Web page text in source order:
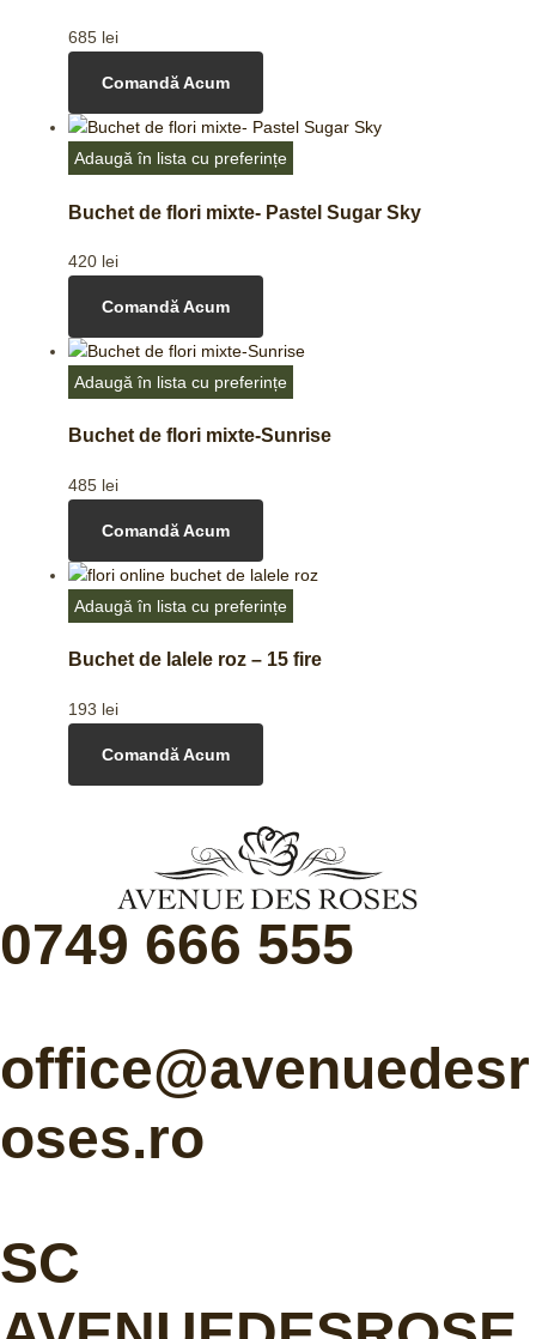
685 lei
Comandă Acum
Adaugă în lista cu preferințe
Buchet de flori mixte- Pastel Sugar Sky
420 lei
Comandă Acum
Adaugă în lista cu preferințe
Buchet de flori mixte-Sunrise
485 lei
Comandă Acum
Adaugă în lista cu preferințe
Buchet de lalele roz – 15 fire
193 lei
Comandă Acum
0749 666 555
office@avenuedesr
oses.ro
SC